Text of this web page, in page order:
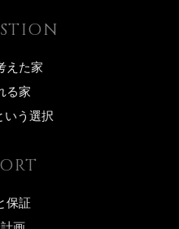
えた家
る家
いう選択
保証